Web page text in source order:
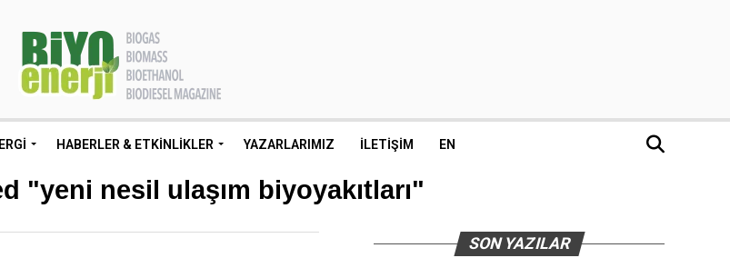
HABERLER & ETKINLIKLER YAZARLARIMIZ İLETIŞIM EN
"yeni nesil ulaşım biyoyakıtları"
SON YAZILAR